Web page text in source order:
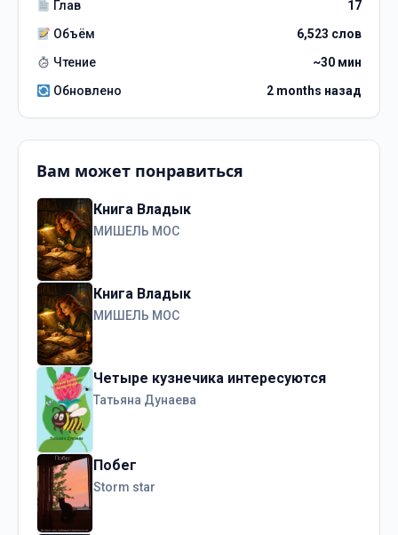
Глав
17
Объём
6,523 слов
Чтение
~30 мин
Обновлено
2 months назад
Вам может понравиться
Книга Владык
МИШЕЛЬ МОС
Книга Владык
МИШЕЛЬ МОС
Четыре кузнечика интересуются
Татьяна Дунаева
Побег
Storm star